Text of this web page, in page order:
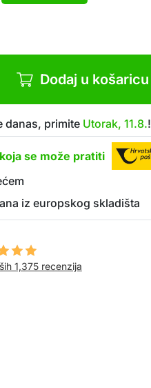
Dodaj u košaricu
danas, primite Utorak, 11.8.!
se može pratiti
iz europskog skladišta
1,375 recenzija